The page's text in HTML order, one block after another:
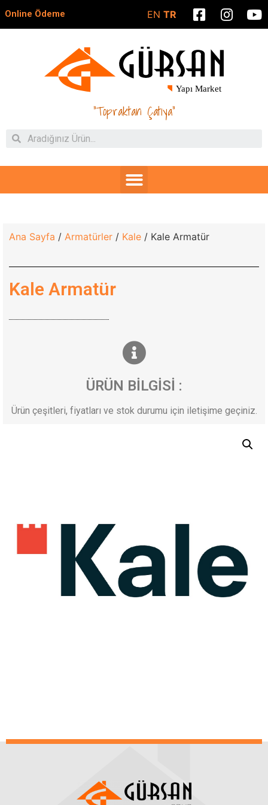
Online Ödeme EN TR
"Topraktan Çatıya"
Ana Sayfa / Armatürler / Kale / Kale Armatür
Kale Armatür
ÜRÜN BİLGİSİ :
Ürün çeşitleri, fiyatları ve stok durumu için iletişime geçiniz.